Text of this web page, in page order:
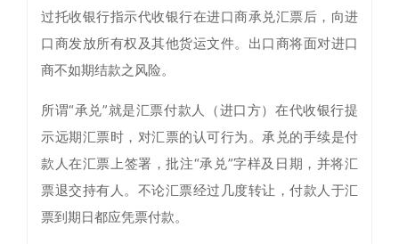
过托收银行指示代收银行在进口商承兑汇票后，向进
口商发放所有权及其他货运文件。出口商将面对进口
商不如期结款之风险。
所谓“承兑”就是汇票付款人（进口方）在代收银行提
示远期汇票时，对汇票的认可行为。承兑的手续是付
款人在汇票上签署，批注“承兑”字样及日期，并将汇
票退交持有人。不论汇票经过几度转让，付款人于汇
票到期日都应凭票付款。